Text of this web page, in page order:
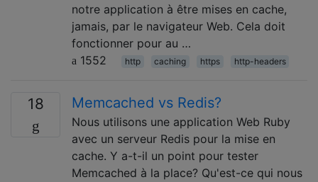
notre application à être mises en cache,
jamais, par le navigateur Web. Cela doit
fonctionner pour au …
1552
http caching https http-headers
18 Memcached vs Redis?
Nous utilisons une application Web Ruby
avec un serveur Redis pour la mise en
cache. Y a-t-il un point pour tester
Memcached à la place? Qu'est-ce qui nous